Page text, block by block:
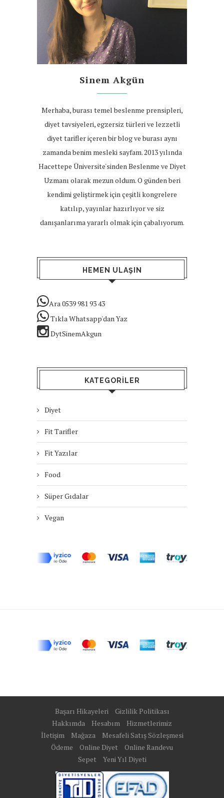
Sinem Akgün
Merhaba, burası temel beslenme prensipleri,
diyet tavsiyeleri, egzersiz türleri ve lezzetli
diyet tarifler içeren bir blog ve burası aynı
zamanda benim mesleki sayfam. 2013 yılında
Hacettepe Üniversite'sinden Beslenme ve Diyet
Uzmanı olarak mezun oldum. O günden beri
kendimi geliştirmek için çeşitli kongrelere
katılıp, yayınlar hazırlıyor ve siz
danışanlarıma yararlı olmak için çabalıyorum.
HEMEN ULAŞIN
Ara 0539 981 93 43
Tıkla Whatsapp'dan Yaz
DytSinemAkgun
KATEGORILER
Diyet
Fit Tarifler
Fit Yazılar
Food
Süper Gıdalar
Vegan
Başarı Hikayeleri
Gizlilik Politikası
Hakkımda
Hesabım
Hizmetlerimiz
İletişim
Mağaza
Mesafeli Satış Sözleşmesi
Ödeme
Online Diyet
Online Randevu
Sepet
Yeni Yıl Diyeti